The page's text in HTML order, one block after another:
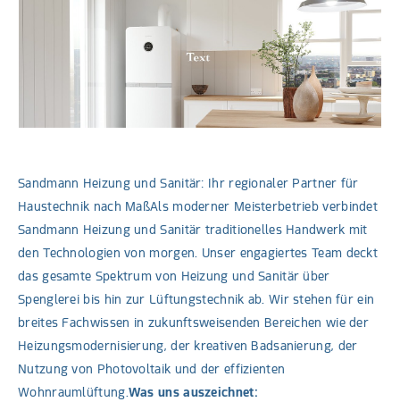
Sandmann Heizung und Sanitär: Ihr regionaler Partner für
Haustechnik nach MaßAls moderner Meisterbetrieb verbindet
Sandmann Heizung und Sanitär traditionelles Handwerk mit
den Technologien von morgen. Unser engagiertes Team deckt
das gesamte Spektrum von Heizung und Sanitär über
Spenglerei bis hin zur Lüftungstechnik ab. Wir stehen für ein
breites Fachwissen in zukunftsweisenden Bereichen wie der
Heizungsmodernisierung, der kreativen Badsanierung, der
Nutzung von Photovoltaik und der effizienten
Wohnraumlüftung.Was uns auszeichnet: